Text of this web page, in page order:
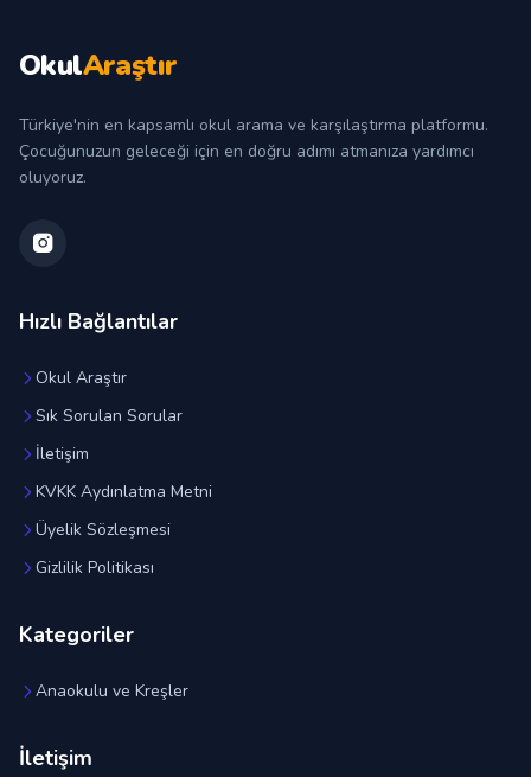
OkulAraştır
Türkiye'nin en kapsamlı okul arama ve karşılaştırma platformu.
Çocuğunuzun geleceği için en doğru adımı atmanıza yardımcı
oluyoruz.
Hızlı Bağlantılar
Okul Araştır
Sık Sorulan Sorular
İletişim
KVKK Aydınlatma Metni
Üyelik Sözleşmesi
Gizlilik Politikası
Kategoriler
Anaokulu ve Kreşler
İletişim